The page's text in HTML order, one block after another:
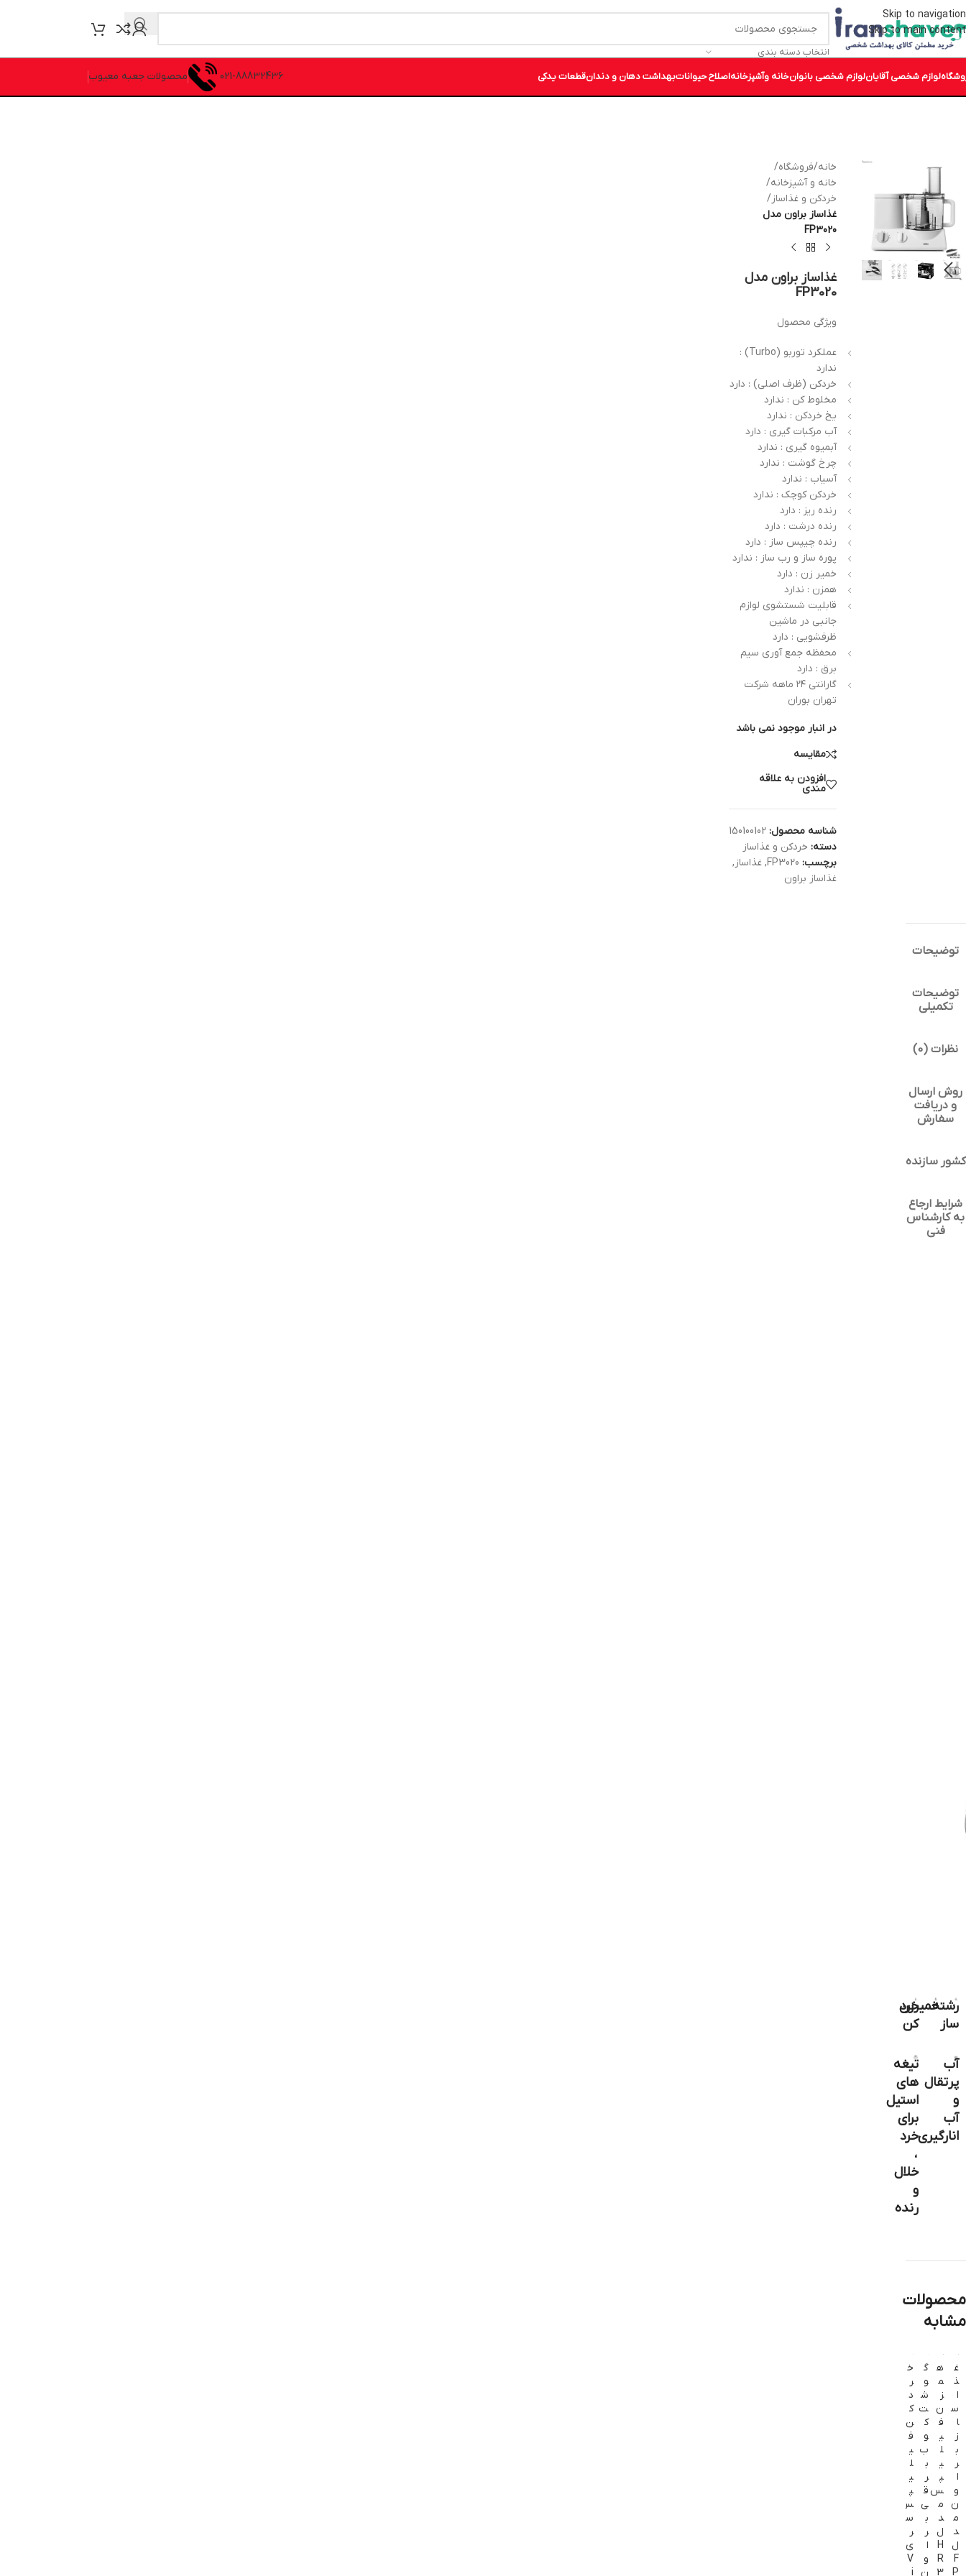
Skip to navigation
Skip to main content
انتخاب دسته بندی
لوازم شخصی آقایانلوازم شخصی بانوانخانه وآشپزخانهاصلاح حیواناتبهداشت دهان و دندانقطعات یدکی 021-88832436 محصولات جعبه معیوب
خانه/فروشگاه/
خانه و آشپزخانه/
خردکن و غذاساز/
غذاساز براون مدل
FP3020
غذاساز براون مدل
FP3020
ویژگی محصول
عملکرد توربو (Turbo) :
ندارد
خردکن (ظرف اصلی) : دارد
مخلوط کن : ندارد
یخ خردکن : ندارد
آب مرکبات گیری : دارد
آبمیوه گیری : ندارد
چرخ گوشت : ندارد
آسیاب : ندارد
خردکن کوچک : ندارد
رنده ریز : دارد
رنده درشت : دارد
رنده چیپس ساز : دارد
پوره ساز و رب ساز : ندارد
خمیر زن : دارد
همزن : ندارد
قابلیت شستشوی لوازم
جانبی در ماشین
ظرفشویی : دارد
محفظه جمع آوری سیم
برق : دارد
گارانتی ۲۴ ماهه شرکت
تهران بوران
در انبار موجود نمی باشد
مقایسه
افزودن به علاقه
مندی
شناسه محصول: 150100102
دسته: خردکن و غذاساز
برچسب: FP3020
, غذاساز,
غذاساز براون
توضیحات
توضیحات
تکمیلی
نظرات (0)
روش ارسال
و دریافت
سفارش
کشور سازنده
شرایط ارجاع
به کارشناس
فنی
رشته
ساز
خمیرزن
خرد
کن
آب
پرتقال
و
آب
انارگیری
تیغه
های
استیل
برای
خرد
،
خلال
و
رنده
محصولات
مشابه
غ
ذ
ا
س
ا
ز
ب
ر
ا
و
ن
م
د
ل
F
P
ه
م
ز
ن
ف
ی
ل
ی
پ
س
م
د
ل
H
R
3
گ
و
ش
ت
ک
و
ب
ب
ر
ق
ی
ب
ر
ا
و
ن
خ
ر
د
ک
ن
ف
ی
ل
ی
پ
س
س
ر
ی
V
i